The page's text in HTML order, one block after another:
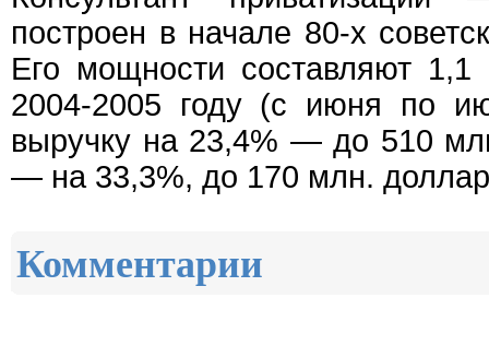
построен в начале 80-х
Его мощности составляют
2004-2005 году (с июня по
выручку на 23,4% — до 510
— на 33,3%, до 170 млн.
Комментарии